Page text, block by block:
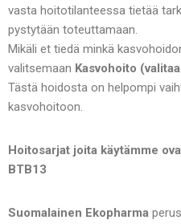
vasta hoitotilanteessa tietää
pystytään toteuttamaan.
Mikäli et tiedä minkä
valitsemaan Kasvohoito
Tästä hoidosta on helpompi
kasvohoitoon.
Hoitosarjat joita käytämme
BTB13
Suomalainen Ekopharma